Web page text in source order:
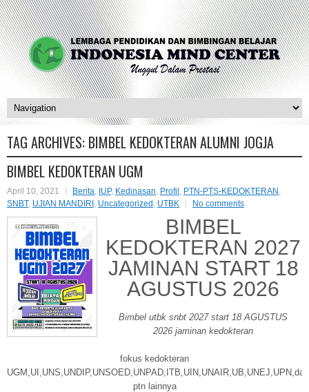
TAG ARCHIVES: BIMBEL KEDOKTERAN ALUMNI JOGJA
BIMBEL KEDOKTERAN UGM
April 10, 2021 Berita, IUP, Kedinasan, Profil , PTN-PTS-KEDOKTERAN ,
SNBT, UJIAN MANDIRI , Uncategorized , UTBK No comments
BIMBEL
KEDOKTERAN 2027
JAMINAN START 18
AGUSTUS 2026
Bimbel utbk snbt 2027 start 18 AGUSTUS
2026 jaminan kedokteran
fokus kedokteran
UGM,UI,UNS,UNDIP,UNSOED,UNPAD,ITB,UIN,UNAIR,UB,UNEJ,UPN,dan
ptn lainnya